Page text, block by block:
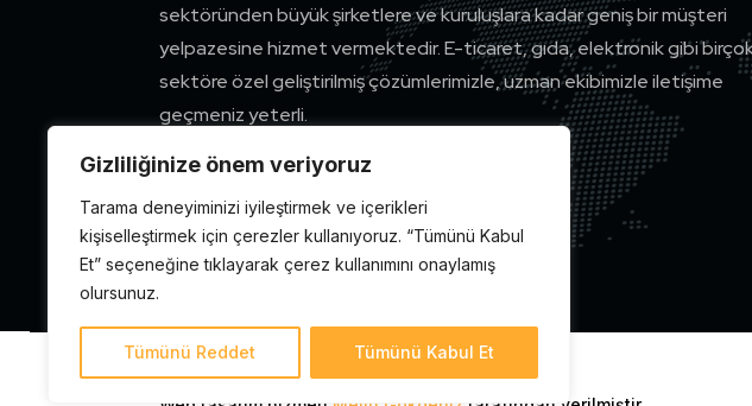
Gizliliğinize önem veriyoruz
Tarama deneyiminizi iyileştirmek ve içerikleri
kişiselleştirmek için çerezler kullanıyoruz. “Tümünü Kabul
Et” seçeneğine tıklayarak çerez kullanımını onaylamış
olursunuz.
Tümünü Reddet Tümünü Kabul Et
sektöründen büyük şirketlere ve kuruluşlara kadar geniş bir müşteri
yelpazesine hizmet vermektedir. E-ticaret, gıda, elektronik gibi
sektöre özel geliştirilmiş çözümlerimizle, uzman ekibimizle iletişime
geçmeniz yeterli.
İletişim Kurun
© 2024 Nuha Logistics tüm hakları saklıdır.